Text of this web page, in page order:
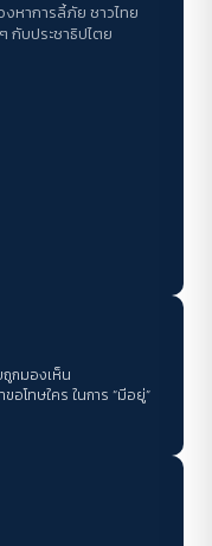
หาการลี้ภัย ชาวไทย
กับประชาธิปไตย
กมองเห็น